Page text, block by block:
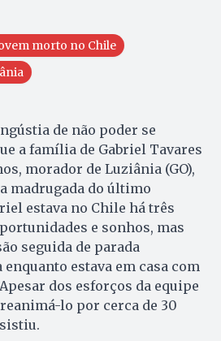
morto no Chile
de não poder se
a família de Gabriel Tavares
morador de Luziânia (GO),
madrugada do último
estava no Chile há três
e sonhos, mas
seguida de parada
estava em casa com
dos esforços da equipe
lo por cerca de 30